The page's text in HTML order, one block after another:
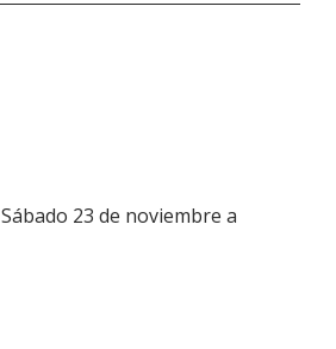
Sábado 23 de noviembre a